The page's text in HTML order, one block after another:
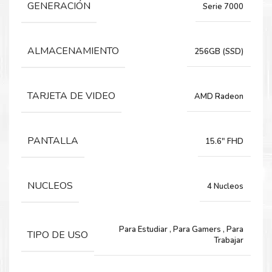
CHIPSET SoC INTEGRADO AMD
CAPACIDAD 8 GB
CAPACIDAD 256 GB
VIDEO
GENERACIÓN Serie 7000
ALMACENAMIENTO 256GB (SSD)
TARJETA DE VIDEO AMD Radeon
PANTALLA 15.6" FHD
NUCLEOS 4 Nucleos
TIPO DE USO Para Estudiar, Para Gamers , Para
Trabajar